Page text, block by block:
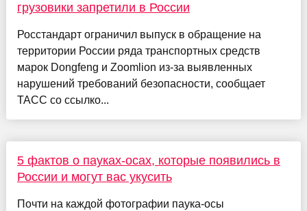
грузовики запретили в России
Росстандарт ограничил выпуск в обращение на
территории России ряда транспортных средств
марок Dongfeng и Zoomlion из-за выявленных
нарушений требований безопасности, сообщает
ТАСС со ссылко...
5 фактов о пауках-осах, которые появились в
России и могут вас укусить
Почти на каждой фотографии паука-осы